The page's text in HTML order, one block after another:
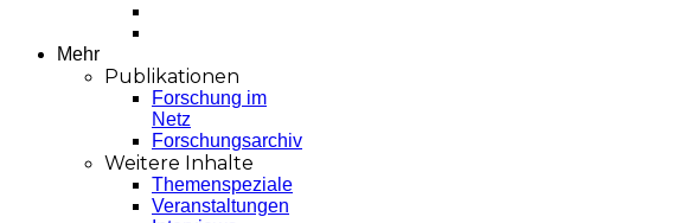
Mehr
Publikationen
Forschung im
Netz
Forschungsarchiv
Weitere Inhalte
Themenspeziale
Veranstaltungen